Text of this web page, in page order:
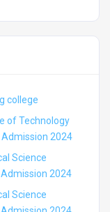
college
of Technology
Admission 2024
Science
2024
Science